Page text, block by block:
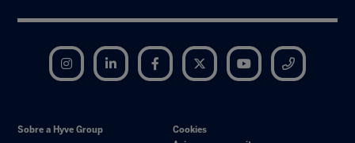
Instagram LinkedIn Facebook Twitter YouTube
Sobre a Hyve Group
Cookies